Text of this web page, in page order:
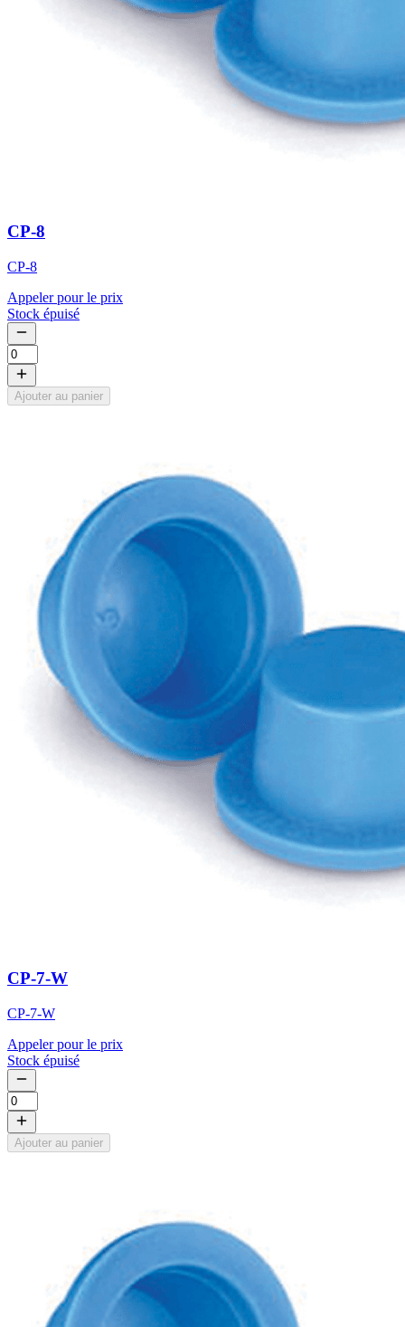
CP-8
CP-8
Appeler pour le prix
Stock épuisé
Ajouter au panier
CP-7-W
CP-7-W
Appeler pour le prix
Stock épuisé
Ajouter au panier